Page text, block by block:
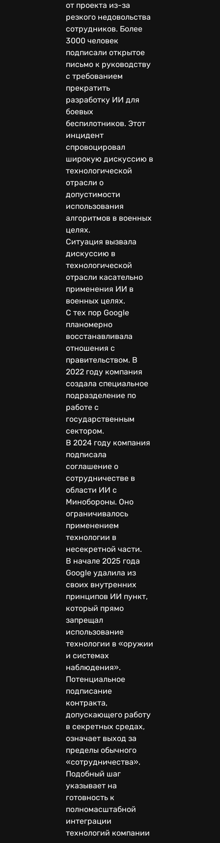
от проекта из-за
резкого недовольства
сотрудников. Более
3000 человек
подписали открытое
письмо к руководству
с требованием
прекратить
разработку ИИ для
боевых
беспилотников. Этот
инцидент
спровоцировал
широкую дискуссию в
технологической
отрасли о
допустимости
использования
алгоритмов в военных
целях.
Ситуация вызвала
дискуссию в
технологической
отрасли касательно
применения ИИ в
военных целях.
С тех пор Google
планомерно
восстанавливала
отношения с
правительством. В
2022 году компания
создала специальное
подразделение по
работе с
государственным
сектором.
В 2024 году компания
подписала
соглашение о
сотрудничестве в
области ИИ с
Минобороны. Оно
ограничивалось
применением
технологии в
несекретной части.
В начале 2025 года
Google удалила из
своих внутренних
принципов ИИ пункт,
который прямо
запрещал
использование
технологии в «оружии
и системах
наблюдения».
Потенциальное
подписание
контракта,
допускающего работу
в секретных средах,
означает выход за
пределы обычного
«сотрудничества».
Подобный шаг
указывает на
готовность к
полномасштабной
интеграции
технологий компании